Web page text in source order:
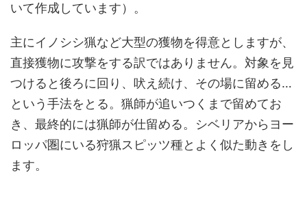
いて作成しています）。
主にイノシシ猟など大型の獲物を得意としますが、
直接獲物に攻撃をする訳ではありません。対象を見
つけると後ろに回り、吠え続け、その場に留める…
という手法をとる。猟師が追いつくまで留めてお
き、最終的には猟師が仕留める。シベリアからヨー
ロッパ圏にいる狩猟スピッツ種とよく似た動きをし
ます。